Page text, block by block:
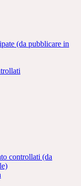
(da pubblicare in
controllati (da